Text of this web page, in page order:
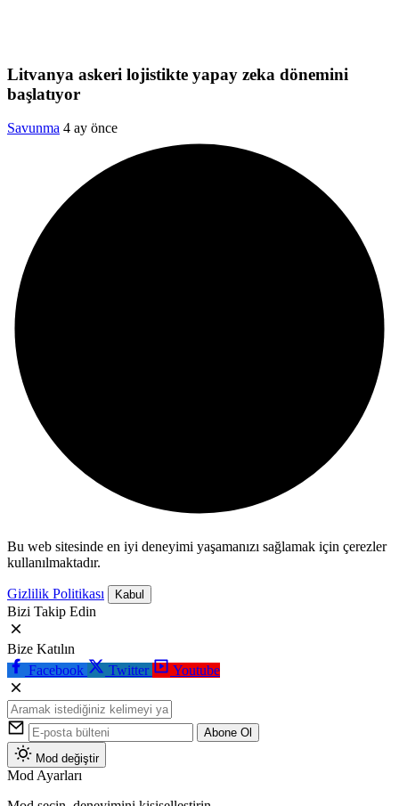
Litvanya askeri lojistikte yapay zeka dönemini
başlatıyor
Savunma 4 ay önce
Bu web sitesinde en iyi deneyimi yaşamanızı sağlamak için çerezler
kullanılmaktadır.
Gizlilik Politikası Kabul
Bizi Takip Edin
Bize Katılın
Facebook
Twitter Youtube
Abone Ol
Mod değiştir
Mod Ayarları